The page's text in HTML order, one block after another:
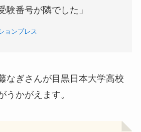
験番号が隣でした」
ョンプレス
なぎさんが目黒日本大学高校
うかがえます。